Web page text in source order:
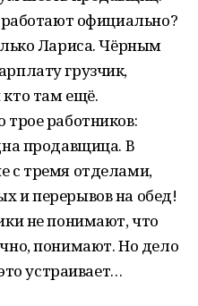
официально?
Лариса. Чёрным
грузчик,
там ещё.
трое работников:
продавщица. В
с тремя отделами,
и перерывов на обед!
не понимают, что
понимают. Но дело
устраивает…